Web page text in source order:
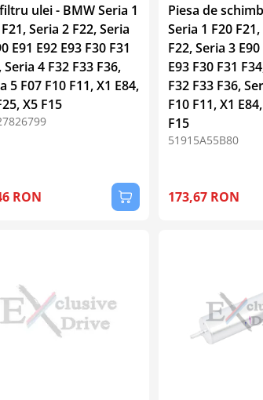
ulei - BMW Seria 1
Seria 2 F22, Seria
E91 E92 E93 F30 F31
Seria 4 F32 F33 F36,
5 F07 F10 F11, X1 E84,
X5 F15
RON
Piesa de
Seria 1 F20
F22, Seria 3 E90
E93 F30 F31
F32 F33 F36,
F10 F11, X1
F15
51915A55B80
173,67 RON